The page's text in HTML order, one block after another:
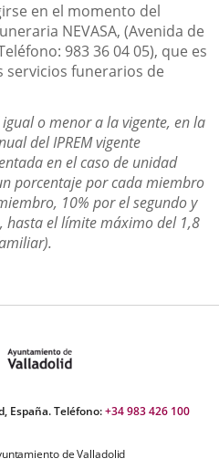
en el momento del
NEVASA, (Avenida de
983 36 04 05), que es
servicios funerarios de
o menor a la vigente, en la
del IPREM vigente
en el caso de unidad
porcentaje por cada miembro
10% por el segundo y
hasta el límite máximo del 1,8
España. Teléfono:+34 983 426 100
de Valladolid